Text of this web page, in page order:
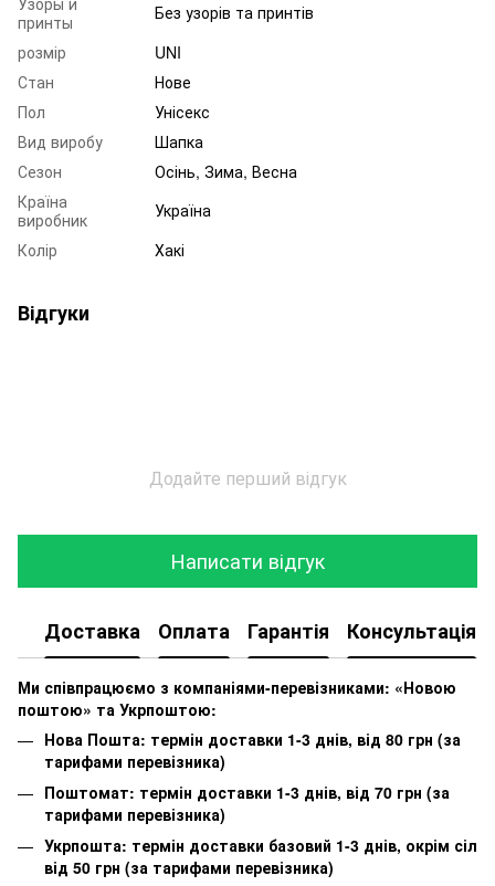
принты
Без узорів та принтів
розмір
UNI
Стан
Нове
Пол
Унісекс
Вид виробу
Шапка
Сезон
Осінь, Зима, Весна
Країна
виробник
Україна
Колір
Хакі
Відгуки
Додайте перший відгук
Написати відгук
Доставка Оплата Гарантія Консультація
Ми співпрацюємо з компаніями-перевізниками: «Новою
поштою» та Укрпоштою:
Нова Пошта: термін доставки 1-3 днів, від 80 грн (за
тарифами перевізника)
Поштомат: термін доставки 1-3 днів, від 70 грн (за
тарифами перевізника)
Укрпошта: термін доставки базовий 1-3 днів, окрім сіл
від 50 грн (за тарифами перевізника)